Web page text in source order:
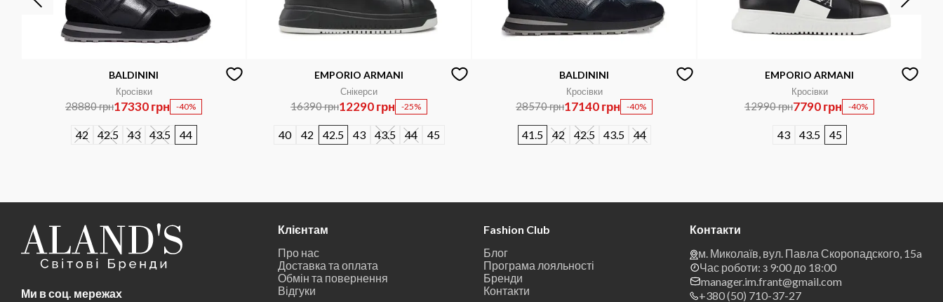
BALDININI
Кросівки
28880 грн17330 грн -40%
42 42.5 43 43.5 44
EMPORIO ARMANI
Снікерси
16390 грн12290 грн -25%
40 42 42.5 43 43.5 44 45
BALDININI
Кросівки
28570 грн17140 грн -40%
41.5 42 42.5 43.5 44
EMPORIO ARMANI
Кросівки
12990 грн7790 грн -40%
43 43.5 45
Ми в соц. мережах
Клієнтам
Про нас
Доставка та оплата
Обмін та повернення
Відгуки
Fashion Club
Блог
Програма лояльності
Бренди
Контакти
Контакти
м. Миколаїв, вул. Павла Скоропадского, 15a
Час роботи: з 9:00 до 18:00
manager.im.frant@gmail.com
+380 (50) 710-37-27